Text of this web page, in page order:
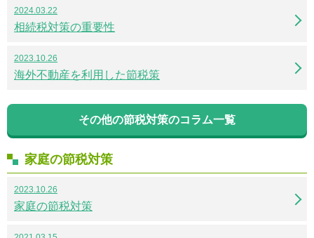
2024.03.22
相続税対策の重要性
2023.10.26
海外不動産を利用した節税策
その他の節税対策のコラム一覧
家庭の節税対策
2023.10.26
家庭の節税対策